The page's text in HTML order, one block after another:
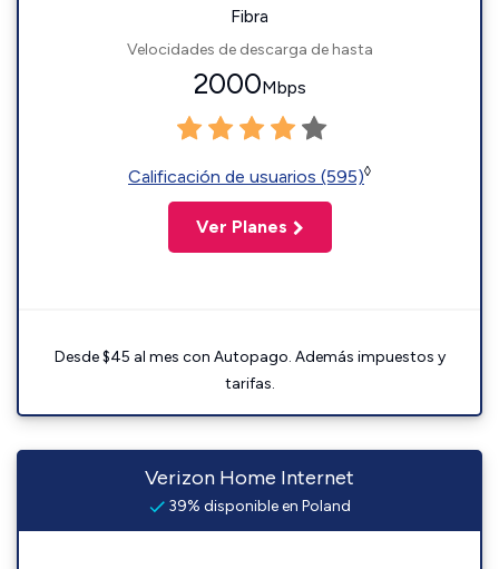
Fibra
Velocidades de descarga de hasta
2000Mbps
Calificación de usuarios (595)◊
Ver Planes
Desde $45 al mes con Autopago. Además impuestos y
tarifas.
Verizon Home Internet
39% disponible en Poland